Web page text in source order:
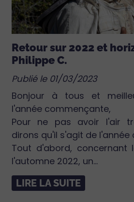
Retour sur 2022 et
Philippe C.
Publié le 01/03/2023
Bonjour à tous et
l'année commençante,
Pour ne pas avoir l'air
dirons qu'il s'agit de l'année
Tout d'abord, concernant
l'automne 2022, un...
LIRE LA SUITE